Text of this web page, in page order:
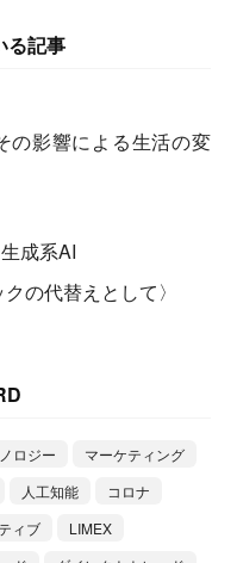
る記事
の影響による生活の変
成系AI
の代替えとして〉
ロジー
マーケティング
人工知能
コロナ
ィブ
LIMEX